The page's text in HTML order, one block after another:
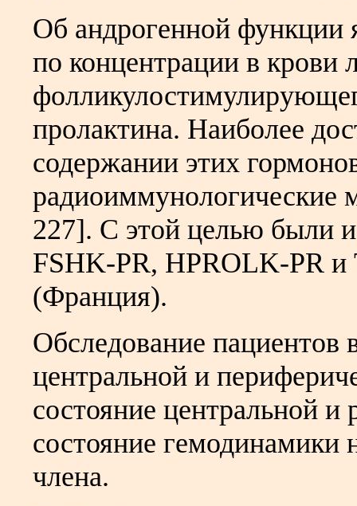
Об андрогенной функции
по концентрации в
пролактина. Наиболее
содержании этих
радиоиммунологические
227]. С этой целью были
FSHK-PR, HPROLK-PR
(Франция).
Обследование пациентов
центральной и
состояние центральной
состояние гемодинамики
члена.